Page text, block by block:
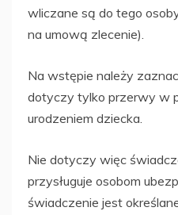
wliczane są do tego
na umową zlecenie).
Na wstępie należy
dotyczy tylko przerwy w
urodzeniem dziecka.
Nie dotyczy więc
przysługuje osobom
świadczenie jest